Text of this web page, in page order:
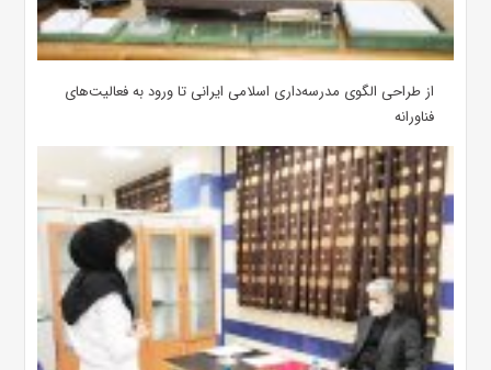
از طراحی الگوی مدرسه‌داری اسلامی ایرانی تا ورود به فعالیت‌های
فناورانه